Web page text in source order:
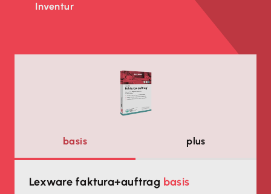
Inventur
basis plus
Lexware faktura+auftrag basis